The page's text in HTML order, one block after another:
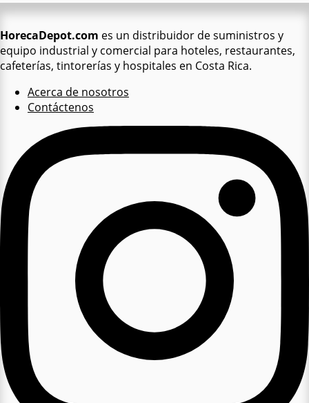
HorecaDepot.com es un distribuidor de suministros y
equipo industrial y comercial para hoteles, restaurantes,
cafeterías, tintorerías y hospitales en Costa Rica.
Acerca de nosotros
Contáctenos